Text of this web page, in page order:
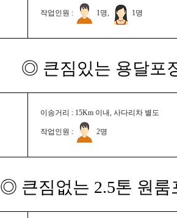
작업인원 : 1명, 1명
◎ 큰짐있는 용달포
이송거리 : 15Km 이내, 사다리차 별도
작업인원 : 2명
◎ 큰짐없는 2.5톤 원룸